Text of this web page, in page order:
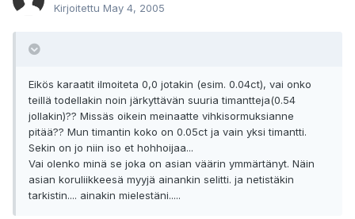
Kirjoitettu May 4, 2005
Eikös karaatit ilmoiteta 0,0 jotakin (esim. 0.04ct), vai onko
teillä todellakin noin järkyttävän suuria timantteja(0.54
jollakin)?? Missäs oikein meinaatte vihkisormuksianne
pitää?? Mun timantin koko on 0.05ct ja vain yksi timantti.
Sekin on jo niin iso et hohhoijaa...
Vai olenko minä se joka on asian väärin ymmärtänyt. Näin
asian koruliikkeesä myyjä ainankin selitti. ja netistäkin
tarkistin.... ainakin mielestäni.....